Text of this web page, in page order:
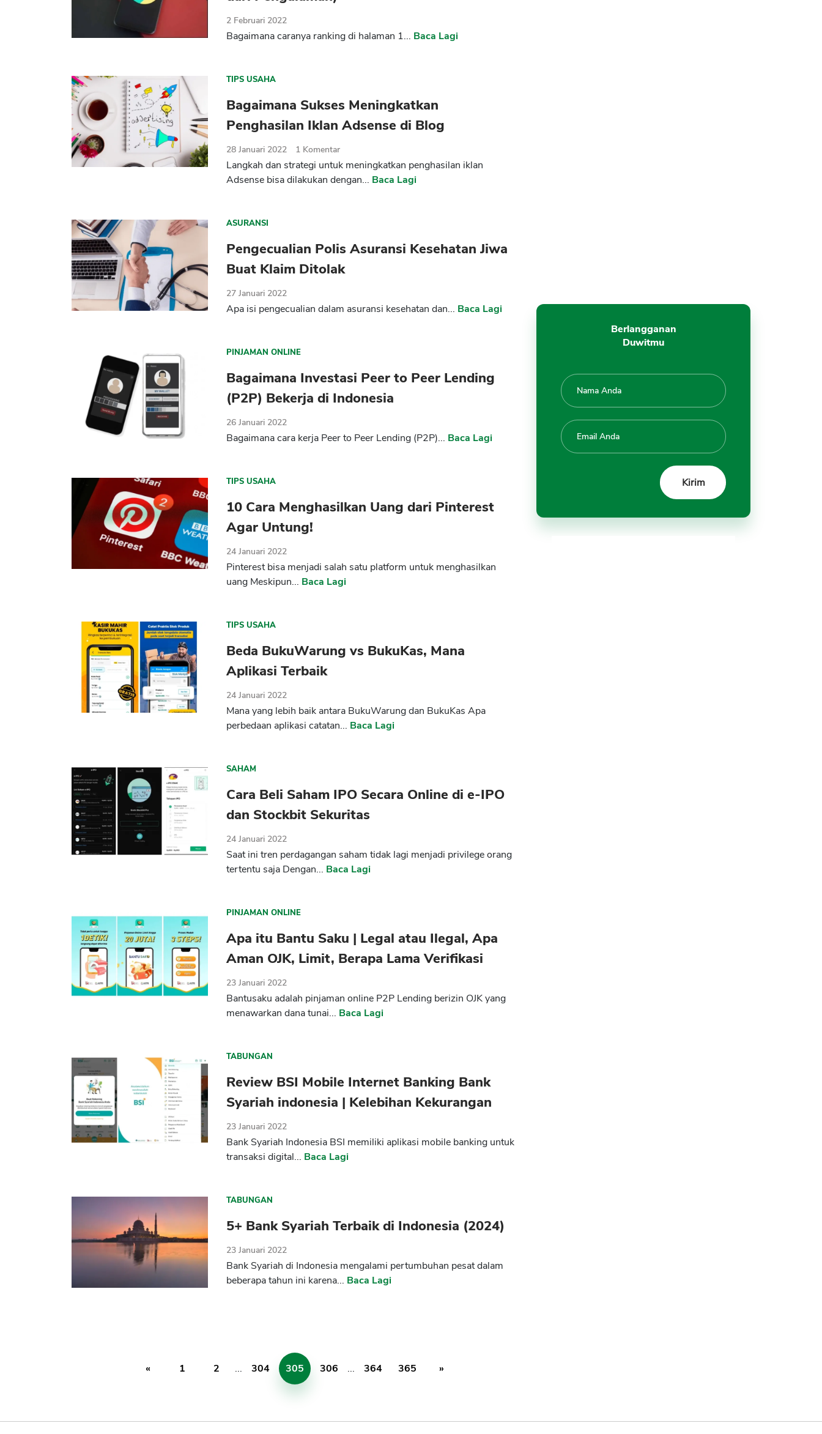
2 Februari 2022
Bagaimana caranya ranking di halaman 1... Baca Lagi
TIPS USAHA
Bagaimana Sukses Meningkatkan
Penghasilan Iklan Adsense di Blog
28 Januari 2022 1 Komentar
Langkah dan strategi untuk meningkatkan penghasilan iklan
Adsense bisa dilakukan dengan... Baca Lagi
ASURANSI
Pengecualian Polis Asuransi Kesehatan Jiwa
Buat Klaim Ditolak
27 Januari 2022
Apa isi pengecualian dalam asuransi kesehatan dan... Baca Lagi
PINJAMAN ONLINE
Bagaimana Investasi Peer to Peer Lending
(P2P) Bekerja di Indonesia
26 Januari 2022
Bagaimana cara kerja Peer to Peer Lending (P2P)... Baca Lagi
TIPS USAHA
10 Cara Menghasilkan Uang dari Pinterest
Agar Untung!
24 Januari 2022
Pinterest bisa menjadi salah satu platform untuk menghasilkan
uang Meskipun... Baca Lagi
TIPS USAHA
Beda BukuWarung vs BukuKas, Mana
Aplikasi Terbaik
24 Januari 2022
Mana yang lebih baik antara BukuWarung dan BukuKas Apa
perbedaan aplikasi catatan... Baca Lagi
SAHAM
Cara Beli Saham IPO Secara Online di e-IPO
dan Stockbit Sekuritas
24 Januari 2022
Saat ini tren perdagangan saham tidak lagi menjadi privilege orang
tertentu saja Dengan... Baca Lagi
PINJAMAN ONLINE
Apa itu Bantu Saku | Legal atau Ilegal, Apa
Aman OJK, Limit, Berapa Lama Verifikasi
23 Januari 2022
Bantusaku adalah pinjaman online P2P Lending berizin OJK yang
menawarkan dana tunai... Baca Lagi
TABUNGAN
Review BSI Mobile Internet Banking Bank
Syariah indonesia | Kelebihan Kekurangan
23 Januari 2022
Bank Syariah Indonesia BSI memiliki aplikasi mobile banking untuk
transaksi digital... Baca Lagi
TABUNGAN
5+ Bank Syariah Terbaik di Indonesia (2024)
23 Januari 2022
Bank Syariah di Indonesia mengalami pertumbuhan pesat dalam
beberapa tahun ini karena... Baca Lagi
« 1 2 ... 304 305 306 ... 364 365 »
Berlangganan
Duwitmu